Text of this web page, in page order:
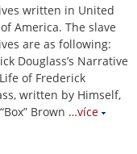
written in United
America. The slave
are as following:
Douglass’s Narrative
of Frederick
written by Himself,
Brown …více